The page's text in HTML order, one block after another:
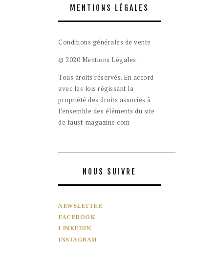
MENTIONS LÉGALES
Conditions générales de vente
© 2020 Mentions Légales.
Tous droits réservés. En accord
avec les lois régissant la
propriété des droits associés à
l’ensemble des éléments du site
de faust-magazine.com
NOUS SUIVRE
NEWSLETTER
FACEBOOK
LINKEDIN
INSTAGRAM